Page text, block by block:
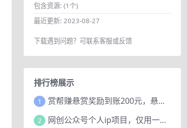
包含资源: (1个)
最近更新: 2023-08-27
下载遇到问题？可联系客服或反馈
排行榜展示
1 赏帮赚悬赏奖励到账200元，悬赏任务多劳多得，人人可做。
2 网创公众号个人ip项目，仅用一篇文章做到全网引流！